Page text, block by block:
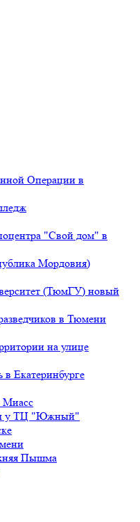
Операции в
"Свой дом" в
Мордовия)
(ТюмГУ) новый
в Тюмени
на улице
Екатеринбурге
Миасс
у ТЦ "Южный"
Пышма